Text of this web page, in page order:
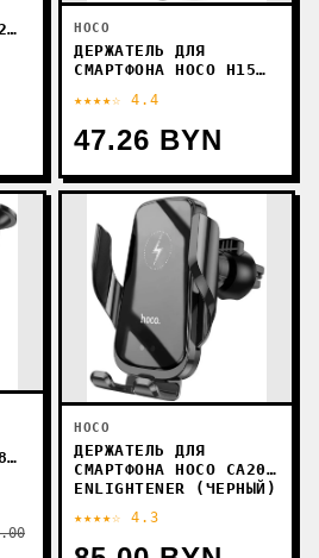
HOCO
ДЕРЖАТЕЛЬ ДЛЯ
СМАРТФОНА HOCO H15
★★★★☆ 4.4
47.26 BYN
HOCO
ДЕРЖАТЕЛЬ ДЛЯ
СМАРТФОНА HOCO CA202
ENLIGHTENER (ЧЕРНЫЙ)
★★★★☆ 4.3